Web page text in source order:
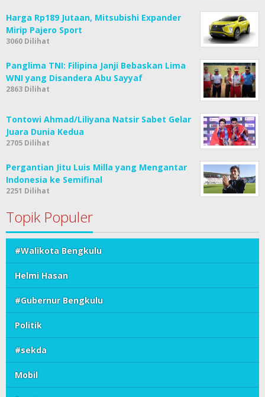
Harga Rp189 Jutaan, Mitsubishi Expander
Mirip Pajero Sport
3060 Dilihat
Panglima TNI: Filipina Janji Bebaskan Lima
WNI yang Disandera Abu Sayyaf
2863 Dilihat
Tontowi Ahmad/Liliyana Natsir Sabet Gelar
Juara Dunia Kedua
2705 Dilihat
Pergantian Jitu Luis Milla yang Mengantar
Indonesia ke Semifinal
2251 Dilihat
Topik Populer
#Walikota Bengkulu
Helmi Hasan
#Gubernur Bengkulu
Politik
#sekda
Mobil